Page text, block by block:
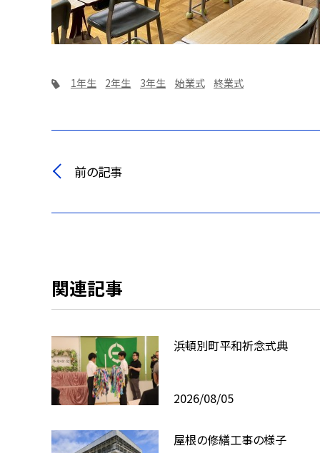
1年生 2年生 3年生 始業式 終業式
前の記事
関連記事
浜頓別町平和祈念式典
2026/08/05
屋根の修繕工事の様子